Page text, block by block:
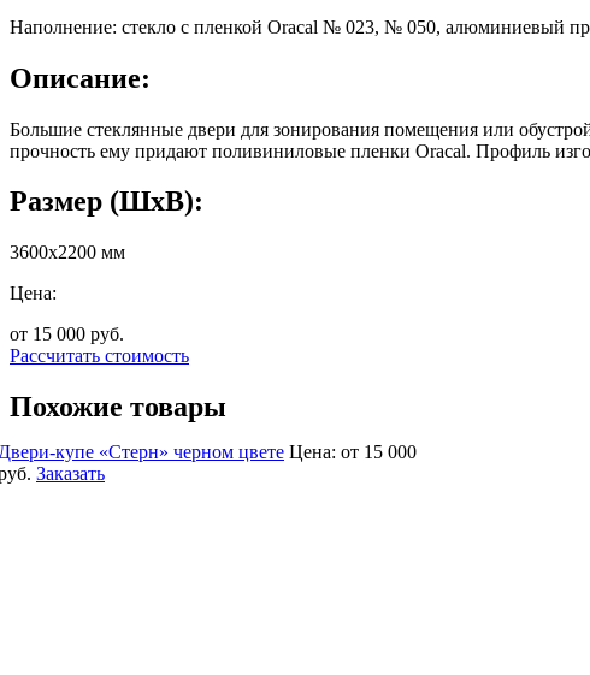
Наполнение: стекло с пленкой Oracal № 023, № 050, алюминиевый
Описание:
Большие стеклянные двери для зонирования помещения или
прочность ему придают поливиниловые пленки Oracal. Профиль
Размер (ШхВ):
3600x2200 мм
Цена:
от 15 000 руб.
Рассчитать стоимость
Похожие товары
купе «Стерн» черном цвете Цена: от 15 000
Заказать